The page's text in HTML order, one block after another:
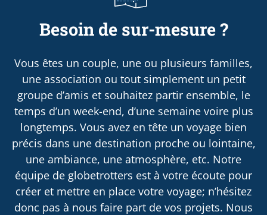
Besoin de sur-mesure ?
Vous êtes un couple, une ou plusieurs familles,
une association ou tout simplement un petit
groupe d’amis et souhaitez partir ensemble, le
temps d’un week-end, d’une semaine voire plus
longtemps. Vous avez en tête un voyage bien
précis dans une destination proche ou lointaine,
une ambiance, une atmosphère, etc. Notre
équipe de globetrotters est à votre écoute pour
créer et mettre en place votre voyage; n’hésitez
donc pas à nous faire part de vos projets. Nous